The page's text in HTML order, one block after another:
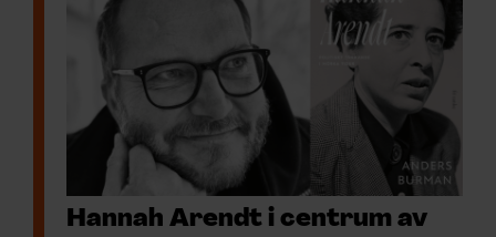
Hannah Arendt i centrum av